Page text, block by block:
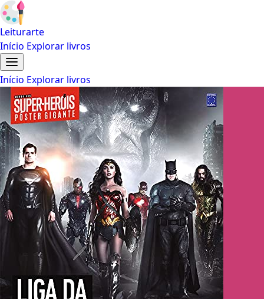
Leiturarte
Início Explorar livros
Início Explorar livros